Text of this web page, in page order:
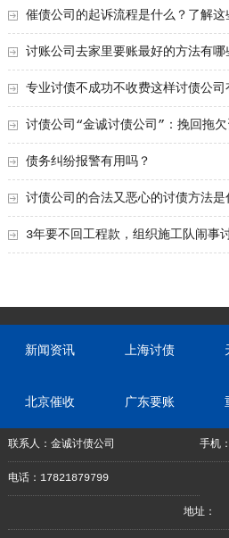
催债公司的起诉流程是什么？了解这
讨账公司去家里要账最好的方法有
公司常用技巧总结！
专业讨债不成功不收费这样讨债公司
讨债公司“金诚讨债公司”：挽回拖
权益
债务纠纷报警有用吗？
讨债公司的合法又恶心的讨债方法是
3年要不回工程款，组织施工队闹事
新闻资讯 上海讨债
北京催收 广东要账
联系人：金诚讨债公司 手机
电话：17821879799
地址：